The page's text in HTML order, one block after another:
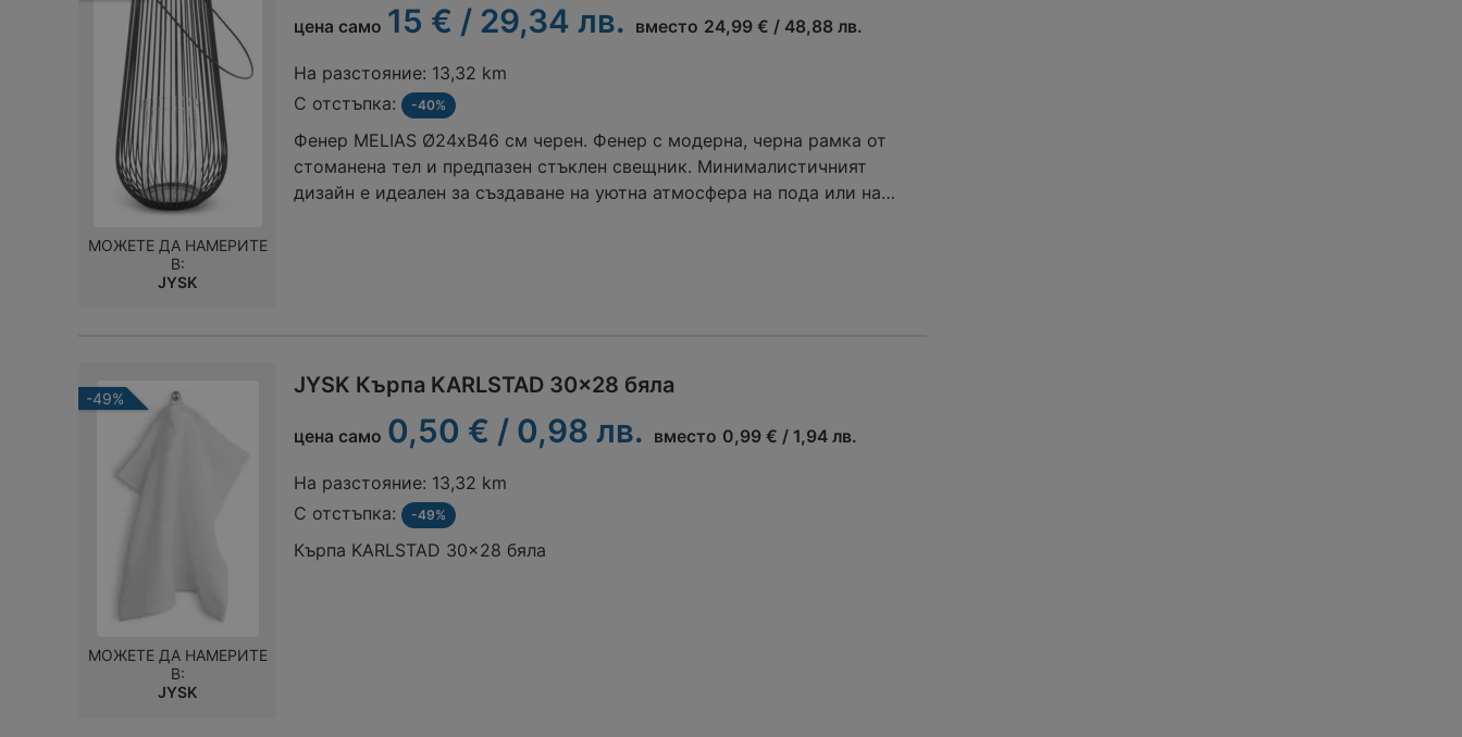
цена само 15 € / 29,34 лв. вместо 24,99 € / 48,88 лв.
На разстояние: 13,32 km
С отстъпка:
-40%
Фенер MELIAS Ø24xВ46 см черен. Фенер с модерна, черна рамка от
стоманена тел и предпазен стъклен свещник. Минималистичният
дизайн е идеален за създаване на уютна атмосфера на пода или на
МОЖЕТЕ ДА НАМЕРИТЕ
В:
JYSK
-49%
JYSK Кърпа KARLSTAD 30x28 бяла
цена само 0,50 € / 0,98 лв. вместо 0,99 € / 1,94 лв.
На разстояние: 13,32 km
С отстъпка:
-49%
Кърпа KARLSTAD 30x28 бяла
МОЖЕТЕ ДА НАМЕРИТЕ
В:
JYSK